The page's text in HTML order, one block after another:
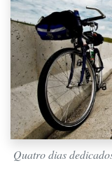
Quatro dias